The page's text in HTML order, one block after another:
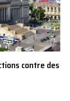
contre des